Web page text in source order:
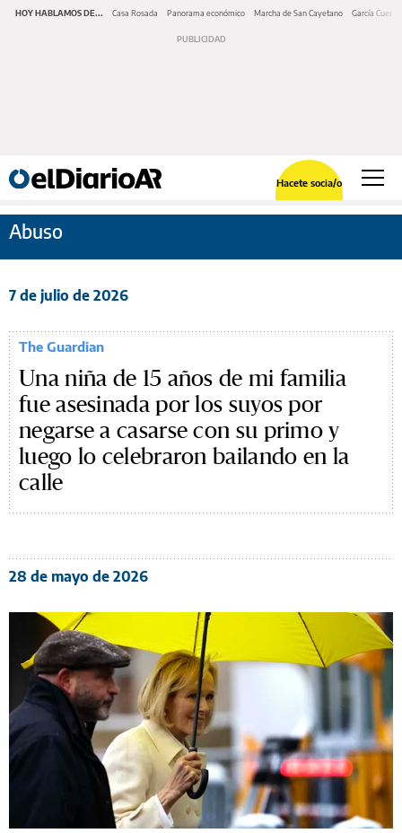
HOY HABLAMOS DE... Casa Rosada Panorama económico Marcha de San Cayetano García Cuerva
Hacete socia/o
Abuso
7 de julio de 2026
The Guardian
Una niña de 15 años de mi familia
fue asesinada por los suyos por
negarse a casarse con su primo y
luego lo celebraron bailando en la
calle
28 de mayo de 2026